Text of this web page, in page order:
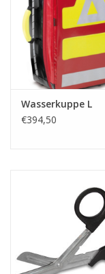
Wasserkuppe L
€394,50